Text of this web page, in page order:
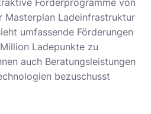
Förderprogramme von
Masterplan Ladeinfrastruktur
umfassende Förderungen
Ladepunkte zu
auch Beratungsleistungen
bezuschusst